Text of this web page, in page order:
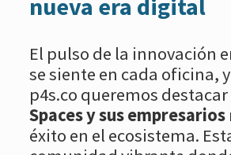
nueva era digital
El pulso de la innovación
se siente en cada oficina,
p4s.co queremos
Spaces y sus empresarios
éxito en el ecosistema.